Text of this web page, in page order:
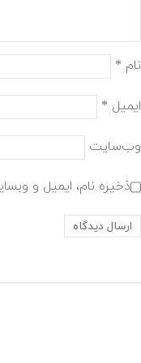
نام *
ایمیل *
وب‌سایت
ذخیره نام، ایمیل و